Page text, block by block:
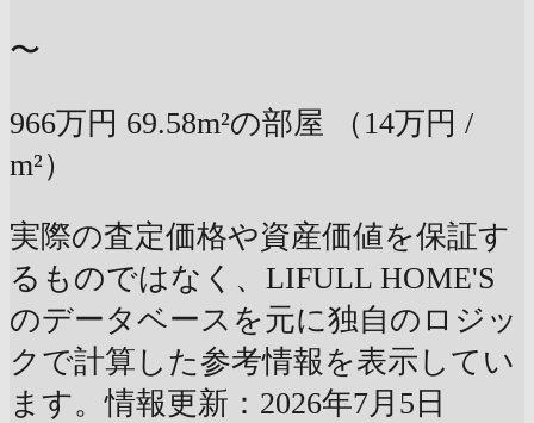
〜
966万円 69.58m²の部屋
（14万円 /
m²）
実際の査定価格や資産価値を保証す
るものではなく、LIFULL HOME'S
のデータベースを元に独自のロジッ
クで計算した参考情報を表示してい
ます。情報更新：2026年7月5日